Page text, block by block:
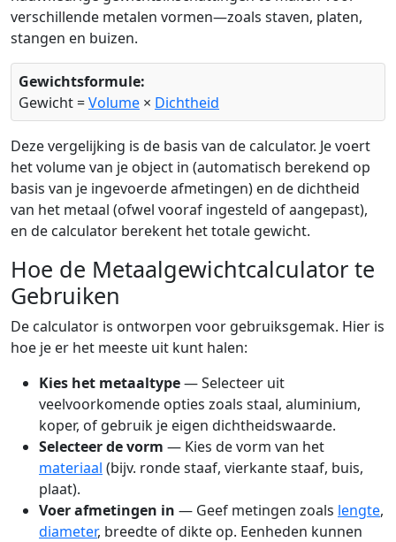
verschillende metalen vormen—zoals staven, platen,
stangen en buizen.
Gewichtsformule:
Gewicht =Volume × Dichtheid
Deze vergelijking is de basis van de calculator. Je voert
het volume van je object in (automatisch berekend op
basis van je ingevoerde afmetingen) en de dichtheid
van het metaal (ofwel vooraf ingesteld of aangepast),
en de calculator berekent het totale gewicht.
Hoe de Metaalgewichtcalculator te
Gebruiken
De calculator is ontworpen voor gebruiksgemak. Hier is
hoe je er het meeste uit kunt halen:
Kies het metaaltype— Selecteer uit
veelvoorkomende opties zoals staal, aluminium,
koper, of gebruik je eigen dichtheidswaarde.
Selecteer de vorm — Kies de vorm van het
materiaal (bijv. ronde staaf, vierkante staaf, buis,
plaat).
Voer afmetingen in — Geef metingen zoals lengte,
diameter, breedte of dikte op. Eenheden kunnen